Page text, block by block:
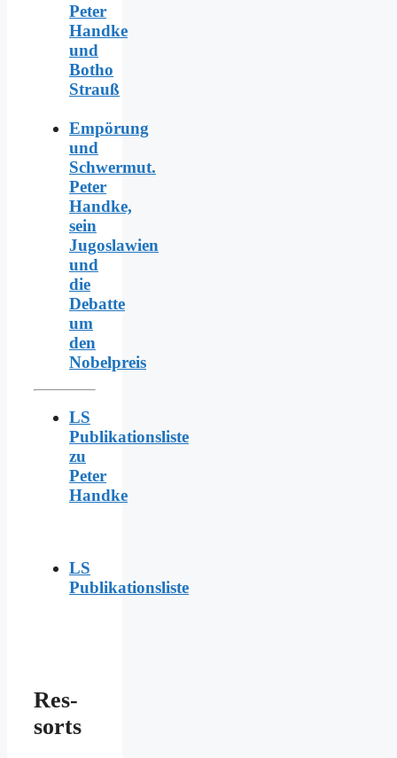
Peter
Handke
und
Botho
Strauß
Empörung
und
Schwermut.
Peter
Handke,
sein
Jugoslawien
und
die
Debatte
um
den
Nobelpreis
LS
Publikationsliste
zu
Peter
Handke
LS
Publikationsliste
Res­
sorts